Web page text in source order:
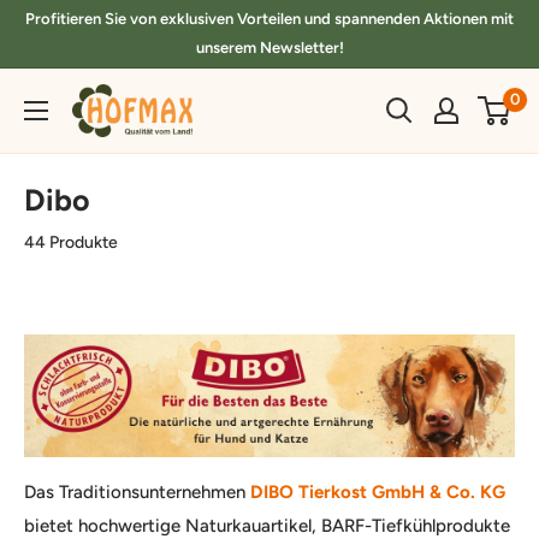
DirektProfitieren Sie von exklusiven Vorteilen und spannenden Aktionen mit
unserem Newsletter!
hofmax.de 0
Dibo
44 Produkte
Das Traditionsunternehmen DIBO Tierkost GmbH & Co. KG
bietet hochwertige Naturkauartikel, BARF-Tiefkühlprodukte